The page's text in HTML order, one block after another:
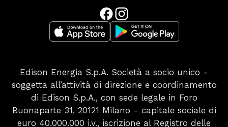
Edison Energia S.p.A. Società a socio unico -
soggetta all’attività di direzione e coordinamento
di Edison S.p.A., con sede legale in Foro
Buonaparte 31, 20121 Milano - capitale sociale di
euro 40.000.000 i.v., iscrizione al Registro delle